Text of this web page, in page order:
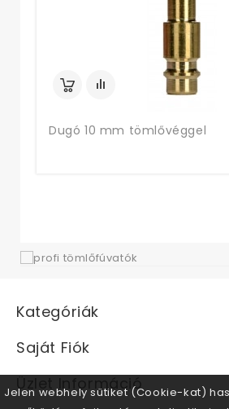
Dugó 10 mm tömlővéggel
Kategóriák
Saját Fiók
Üzlet Információ
Jelen webhely sütiket (Cookie-kat)